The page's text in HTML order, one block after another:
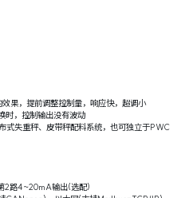
果，提前调整控制量，响应快，超调小
时，控制输出没有波动
式失重秤、皮带秤配料系统，也可独立于PWC
2路4~20mA输出(选配)